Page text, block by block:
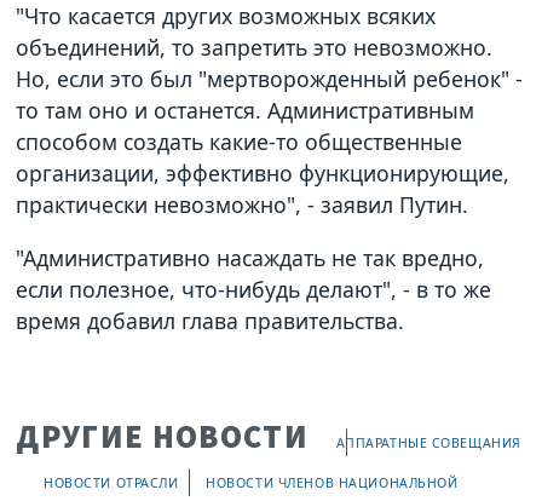
"Что касается других возможных всяких
объединений, то запретить это невозможно.
Но, если это был "мертворожденный ребенок" -
то там оно и останется. Административным
способом создать какие-то общественные
организации, эффективно функционирующие,
практически невозможно", - заявил Путин.
"Административно насаждать не так вредно,
если полезное, что-нибудь делают", - в то же
время добавил глава правительства.
ДРУГИЕ НОВОСТИ АППАРАТНЫЕ СОВЕЩАНИЯ
НОВОСТИ ОТРАСЛИ НОВОСТИ ЧЛЕНОВ НАЦИОНАЛЬНОЙ